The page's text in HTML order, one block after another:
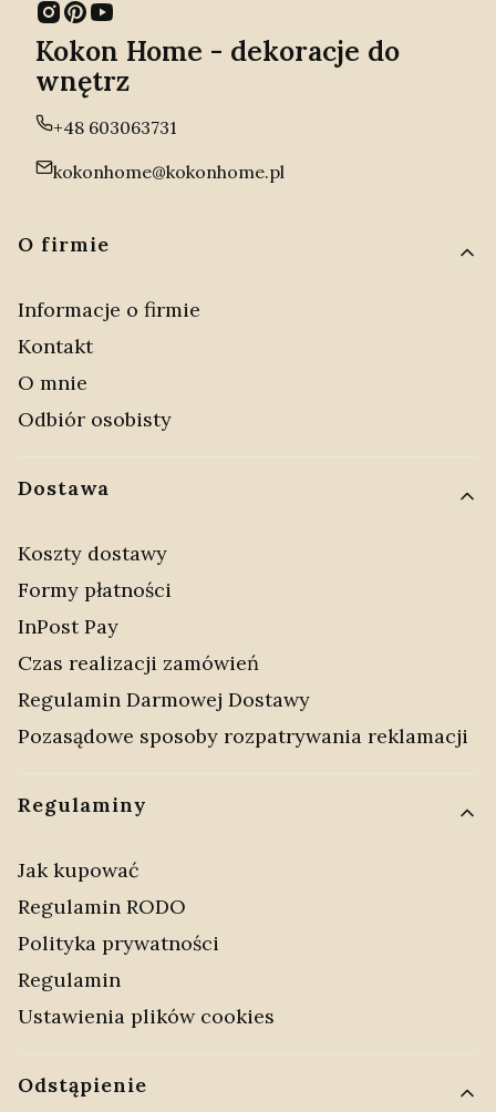
Kokon Home - dekoracje do
wnętrz
+48 603063731
kokonhome@kokonhome.pl
Linki w stopce
O firmie
Informacje o firmie
Kontakt
O mnie
Odbiór osobisty
Dostawa
Koszty dostawy
Formy płatności
InPost Pay
Czas realizacji zamówień
Regulamin Darmowej Dostawy
Pozasądowe sposoby rozpatrywania reklamacji
Regulaminy
Jak kupować
Regulamin RODO
Polityka prywatności
Regulamin
Ustawienia plików cookies
Odstąpienie